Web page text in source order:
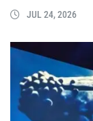
JUL 24, 2026